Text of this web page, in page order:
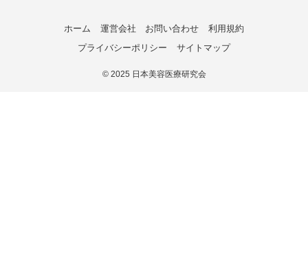
ホーム 運営会社 お問い合わせ
利用規約
プライバシーポリシー
サイトマップ
©2025 日本美容医療研究会